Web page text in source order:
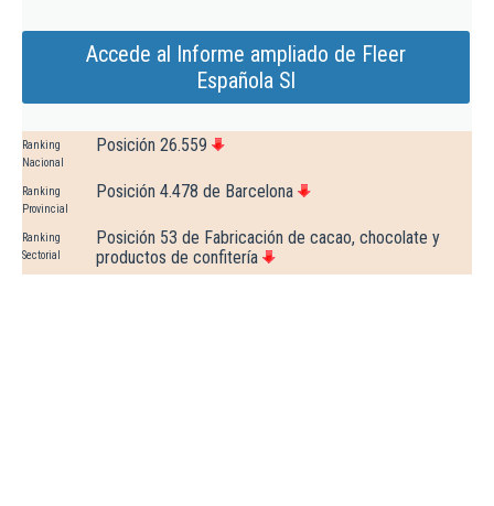
Accede al Informe ampliado de Fleer
Española Sl
Ranking
Nacional
Posición 26.559
Ranking
Provincial
Posición 4.478 de Barcelona
Ranking
Sectorial
Posición 53 de Fabricación de cacao, chocolate y
productos de confitería